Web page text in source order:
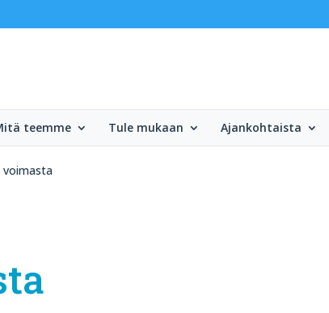
teemme Tule mukaan Ajankohtaista
voimasta